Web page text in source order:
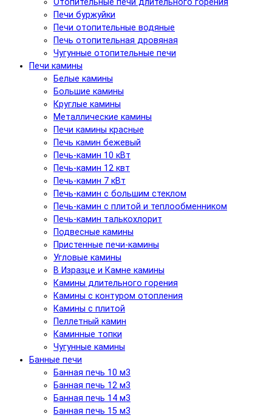
Отопительные печи длительного горения
Печи буржуйки
Печи отопительные водяные
Печь отопительная дровяная
Чугунные отопительные печи
Печи камины
Белые камины
Большие камины
Круглые камины
Металлические камины
Печи камины красные
Печь камин бежевый
Печь-камин 10 кВт
Печь-камин 12 квт
Печь-камин 7 кВт
Печь-камин с большим стеклом
Печь-камин с плитой и теплообменником
Печь-камин талькохлорит
Подвесные камины
Пристенные печи-камины
Угловые камины
В Изразце и Камне камины
Камины длительного горения
Камины с контуром отопления
Камины с плитой
Пеллетный камин
Каминные топки
Чугунные камины
Банные печи
Банная печь 10 м3
Банная печь 12 м3
Банная печь 14 м3
Банная печь 15 м3